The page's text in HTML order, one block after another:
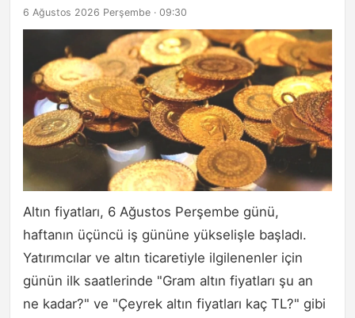
ALIŞVERIŞ
6 Ağustos 2026 Perşembe · 09:30
Altın fiyatları, 6 Ağustos Perşembe günü,
haftanın üçüncü iş gününe yükselişle başladı.
Yatırımcılar ve altın ticaretiyle ilgilenenler için
günün ilk saatlerinde "Gram altın fiyatları şu an
ne kadar?" ve "Çeyrek altın fiyatları kaç TL?" gibi